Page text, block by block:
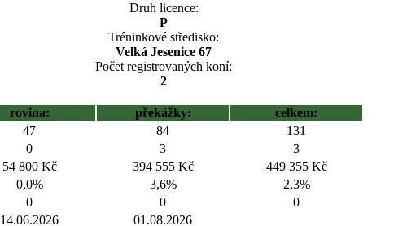
Druh licence:
P
Tréninkové středisko:
Velká Jesenice 67
Počet registrovaných koní:
2
rovina: překážky:
celkem:
47 84
131
0 3
3
54 800 Kč 394 555 Kč
449 355 Kč
0,0% 3,6%
2,3%
0 0
0
14.06.2026 01.08.2026